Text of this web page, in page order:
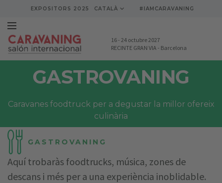
EXPOSITORS 2025 CATALÀ #IAMCARAVANING
16- 24 octubre 2027
RECINTE GRAN VIA - Barcelona
GASTROVANING
Caravanes foodtruck per a degustar la millor ofereix
culinària
GASTROVANING
Aquí trobaràs foodtrucks, música, zones de
descans i més per a una experiència inoblidable.